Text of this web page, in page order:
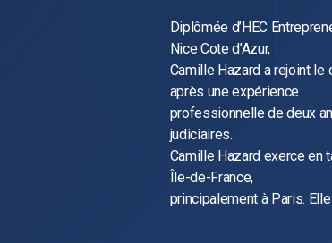
Diplômée d’HEC
Nice Cote d’Azur,
Camille Hazard a rejoint le
après une expérience
professionnelle de deux
judiciaires.
Camille Hazard exerce en
Île-de-France,
principalement à Paris.